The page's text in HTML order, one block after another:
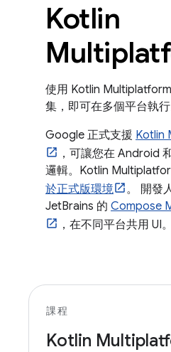
Kotlin
使用 Kotlin
集，即可在多個平台執行
Google 正式支援 Kotlin
，可讓您在 Android
邏輯。Kotlin
於正式版環境
。 開發
JetBrains 的 Compose
，在不同平台共用 UI。
課程
Kotlin